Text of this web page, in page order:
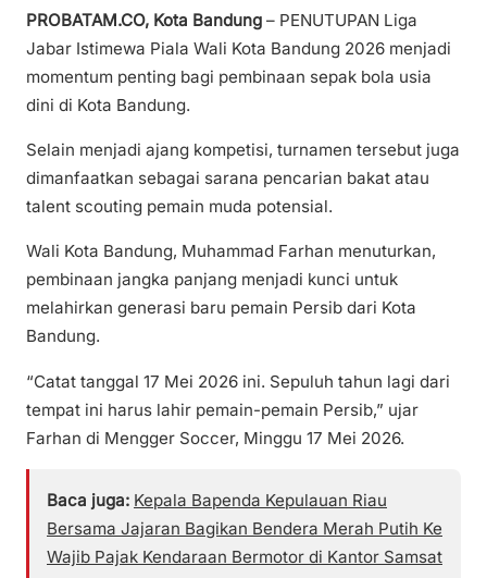
PROBATAM.CO, Kota Bandung – PENUTUPAN Liga
Jabar Istimewa Piala Wali Kota Bandung 2026 menjadi
momentum penting bagi pembinaan sepak bola usia
dini di Kota Bandung.
Selain menjadi ajang kompetisi, turnamen tersebut juga
dimanfaatkan sebagai sarana pencarian bakat atau
talent scouting pemain muda potensial.
Wali Kota Bandung, Muhammad Farhan menuturkan,
pembinaan jangka panjang menjadi kunci untuk
melahirkan generasi baru pemain Persib dari Kota
Bandung.
“Catat tanggal 17 Mei 2026 ini. Sepuluh tahun lagi dari
tempat ini harus lahir pemain-pemain Persib,” ujar
Farhan di Mengger Soccer, Minggu 17 Mei 2026.
Baca juga: Kepala Bapenda Kepulauan Riau
Bersama Jajaran Bagikan Bendera Merah Putih Ke
Wajib Pajak Kendaraan Bermotor di Kantor Samsat